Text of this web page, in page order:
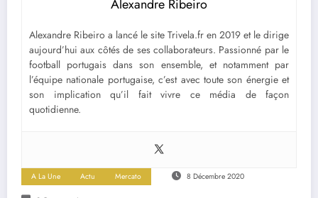
Alexandre Ribeiro
Alexandre Ribeiro a lancé le site Trivela.fr en 2019 et le dirige
aujourd’hui aux côtés de ses collaborateurs. Passionné par le
football portugais dans son ensemble, et notamment par
l’équipe nationale portugaise, c’est avec toute son énergie et
son implication qu’il fait vivre ce média de façon
quotidienne.
A La Une Actu Mercato 8 Décembre 2020